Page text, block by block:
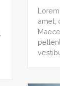
amet,